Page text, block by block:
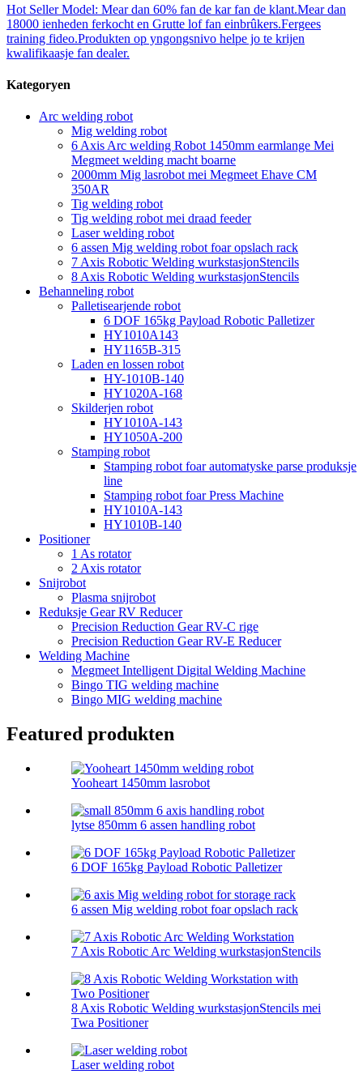
Hot Seller Model: Mear dan 60% fan de kar fan de klant.Mear dan
18000 ienheden ferkocht en Grutte lof fan einbrûkers.Fergees
training fideo.Produkten op yngongsnivo helpe jo te krijen
kwalifikaasje fan dealer.
Kategoryen
Arc welding robot
Mig welding robot
6 Axis Arc welding Robot 1450mm earmlange Mei
Megmeet welding macht boarne
2000mm Mig lasrobot mei Megmeet Ehave CM
350AR
Tig welding robot
Tig welding robot mei draad feeder
Laser welding robot
6 assen Mig welding robot foar opslach rack
7 Axis Robotic Welding wurkstasjonStencils
8 Axis Robotic Welding wurkstasjonStencils
Behanneling robot
Palletisearjende robot
6 DOF 165kg Payload Robotic Palletizer
HY1010A143
HY1165B-315
Laden en lossen robot
HY-1010B-140
HY1020A-168
Skilderjen robot
HY1010A-143
HY1050A-200
Stamping robot
Stamping robot foar automatyske parse produksje
line
Stamping robot foar Press Machine
HY1010A-143
HY1010B-140
Positioner
1 As rotator
2 Axis rotator
Snijrobot
Plasma snijrobot
Reduksje Gear RV Reducer
Precision Reduction Gear RV-C rige
Precision Reduction Gear RV-E Reducer
Welding Machine
Megmeet Intelligent Digital Welding Machine
Bingo TIG welding machine
Bingo MIG welding machine
Featured produkten
Yooheart 1450mm lasrobot
lytse 850mm 6 assen handling robot
6 DOF 165kg Payload Robotic Palletizer
6 assen Mig welding robot foar opslach rack
7 Axis Robotic Arc Welding wurkstasjonStencils
8 Axis Robotic Welding wurkstasjonStencils mei
Twa Positioner
Laser welding robot